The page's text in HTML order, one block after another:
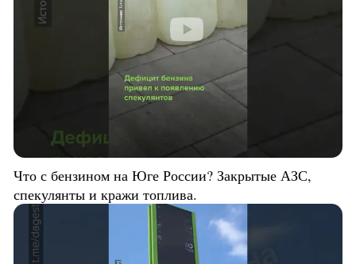
Что с бензином на Юге России? Закрытые АЗС,
спекулянты и кражи топлива.